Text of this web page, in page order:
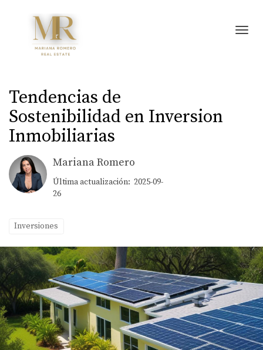
Tendencias de
Sostenibilidad en Inversion
Inmobiliarias
Mariana Romero
Última actualización: 2025-09-
26
Inversiones